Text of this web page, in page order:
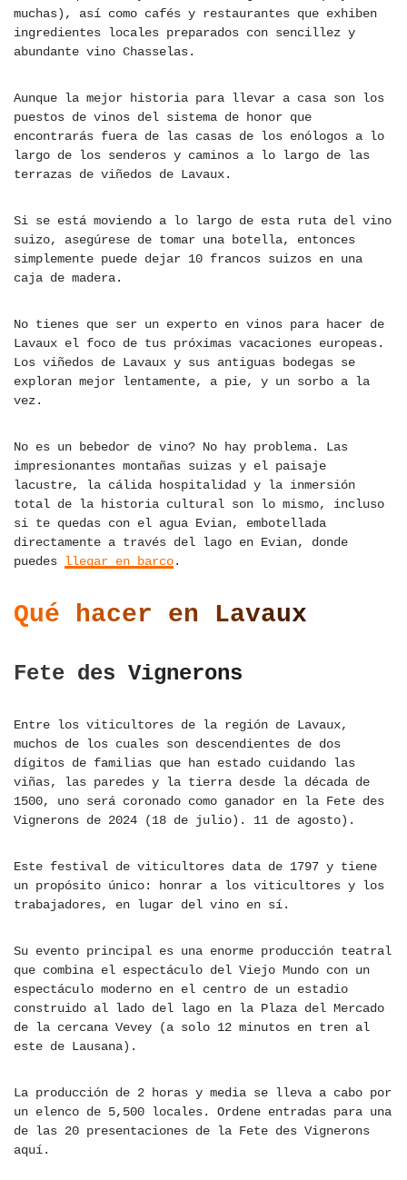
muchas), así como cafés y restaurantes que exhiben
ingredientes locales preparados con sencillez y
abundante vino Chasselas.
Aunque la mejor historia para llevar a casa son los
puestos de vinos del sistema de honor que
encontrarás fuera de las casas de los enólogos a lo
largo de los senderos y caminos a lo largo de las
terrazas de viñedos de Lavaux.
Si se está moviendo a lo largo de esta ruta del vino
suizo, asegúrese de tomar una botella, entonces
simplemente puede dejar 10 francos suizos en una
caja de madera.
No tienes que ser un experto en vinos para hacer de
Lavaux el foco de tus próximas vacaciones europeas.
Los viñedos de Lavaux y sus antiguas bodegas se
exploran mejor lentamente, a pie, y un sorbo a la
vez.
No es un bebedor de vino? No hay problema. Las
impresionantes montañas suizas y el paisaje
lacustre, la cálida hospitalidad y la inmersión
total de la historia cultural son lo mismo, incluso
si te quedas con el agua Evian, embotellada
directamente a través del lago en Evian, donde
puedes llegar en barco.
Qué hacer en Lavaux
Fete des Vignerons
Entre los viticultores de la región de Lavaux,
muchos de los cuales son descendientes de dos
dígitos de familias que han estado cuidando las
viñas, las paredes y la tierra desde la década de
1500, uno será coronado como ganador en la Fete des
Vignerons de 2024 (18 de julio). 11 de agosto).
Este festival de viticultores data de 1797 y tiene
un propósito único: honrar a los viticultores y los
trabajadores, en lugar del vino en sí.
Su evento principal es una enorme producción teatral
que combina el espectáculo del Viejo Mundo con un
espectáculo moderno en el centro de un estadio
construido al lado del lago en la Plaza del Mercado
de la cercana Vevey (a solo 12 minutos en tren al
este de Lausana).
La producción de 2 horas y media se lleva a cabo por
un elenco de 5,500 locales. Ordene entradas para una
de las 20 presentaciones de la Fete des Vignerons
aquí.